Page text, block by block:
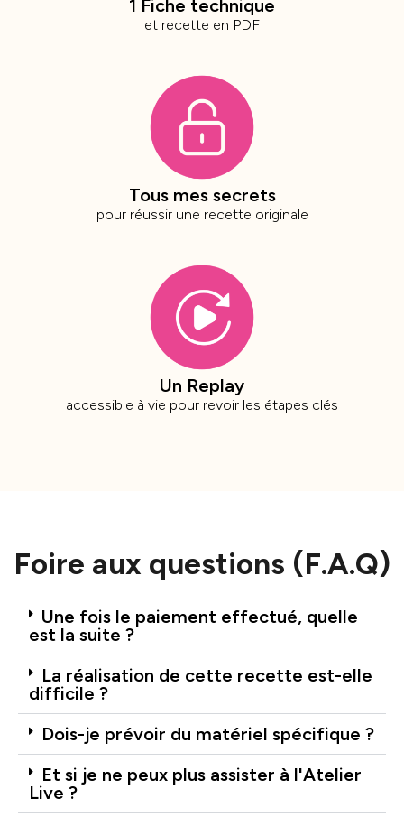
1 Fiche technique
et recette en PDF
Tous mes secrets
pour réussir une recette originale
Un Replay
accessible à vie pour revoir les étapes clés
Foire aux questions (F.A.Q)
Une fois le paiement effectué, quelle
est la suite ?
La réalisation de cette recette est-elle
difficile ?
Dois-je prévoir du matériel spécifique ?
Et si je ne peux plus assister à l'Atelier
Live ?